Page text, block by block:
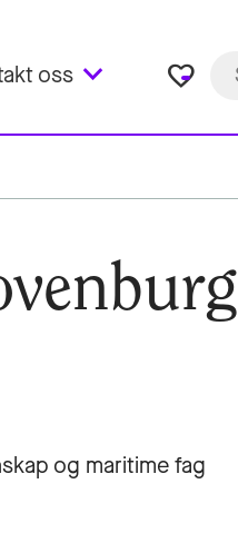
oss favorite_border
og maritime fag